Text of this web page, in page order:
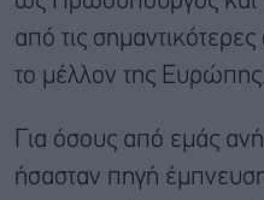
από τις
το μέλλον της Ευρώπης.
Για όσους από εμάς
ήσασταν πηγή